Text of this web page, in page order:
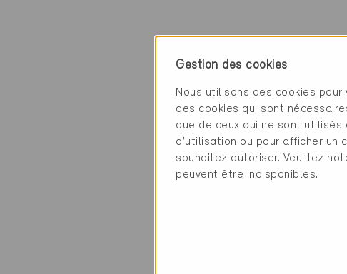
5 Bâtiments Minergie
Gestion des cookies
Nous utilisons des cookies
des cookies qui sont
que de ceux qui ne sont
d’utilisation ou pour afficher un
souhaitez autoriser. Veuillez
peuvent être indisponibles.